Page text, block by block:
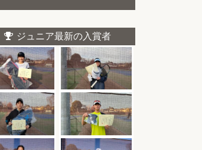
ジュニア最新の入賞者